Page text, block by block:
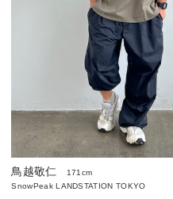
鳥越敬仁
171cm
SnowPeak LANDSTATION TOKYO